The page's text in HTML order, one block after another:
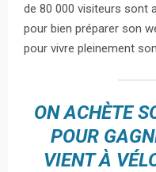
de 80 000 visiteurs sont
pour bien préparer son
pour vivre pleinement
ON ACHÈTE
POUR
VIENT À